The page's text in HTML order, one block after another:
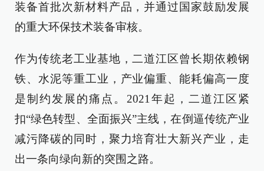
装备首批次新材料产品，并通过国家鼓励发展
的重大环保技术装备审核。
作为传统老工业基地，二道江区曾长期依赖钢
铁、水泥等重工业，产业偏重、能耗偏高一度
是制约发展的痛点。2021年起，二道江区紧
扣“绿色转型、全面振兴”主线，在倒逼传统产业
减污降碳的同时，聚力培育壮大新兴产业，走
出一条向绿向新的突围之路。